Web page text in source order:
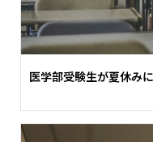
医学部受験生が夏休み